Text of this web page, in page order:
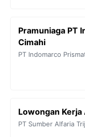
Pramuniaga PT
Cimahi
PT Indomarco
Lowongan
PT Sumber Alfaria